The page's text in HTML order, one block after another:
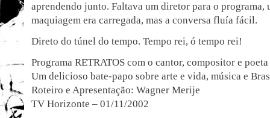
aprendendo junto. Faltava um diretor para o programa,
maquiagem era carregada, mas a conversa fluía fácil.
Direto do túnel do tempo. Tempo rei, ó tempo rei!
Programa RETRATOS com o cantor, compositor e
Um delicioso bate-papo sobre arte e vida, música e
Roteiro e Apresentação: Wagner Merije
TV Horizonte – 01/11/2002